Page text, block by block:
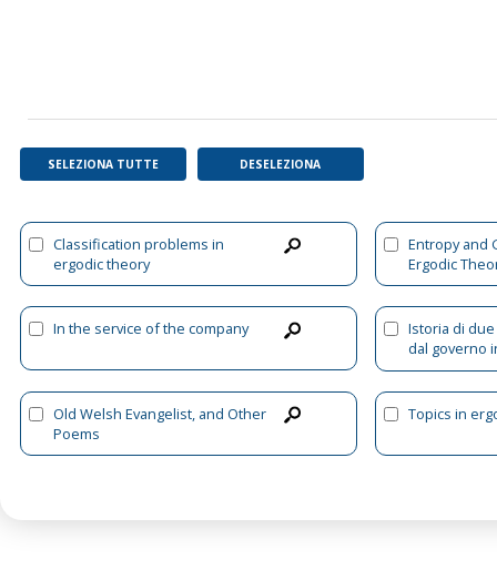
SELEZIONA TUTTE DESELEZIONA
Classification problems in
ergodic theory
Entropy and
Ergodic
In the service of the company
Istoria di
dal governo
terra diretto
Franklin
ordini del
scoprire un
Old Welsh Evangelist, and Other
Poems
Topics in